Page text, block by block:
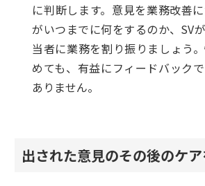
に判断します。意見を業務改善
がいつまでに何をするのか、SV
当者に業務を割り振りましょう
めても、有益にフィードバック
ありません。
出された意見のその後のケ